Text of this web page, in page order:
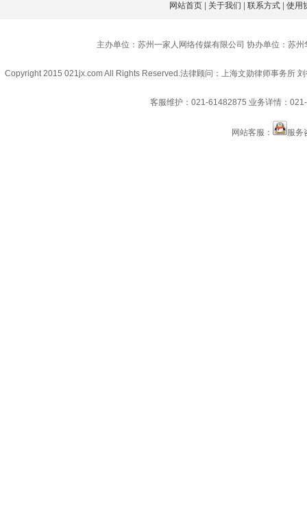
网站首页 关于我们 |联系方式 |使用
主办单位：苏州一家人网络传媒有限公司 协办单位：苏
Copyright 2015 021jx.com All Rights Reserved.法律顾问：上海文勋律师事务所
客服维护：021-61482875 业务详情：
网站客服： 服务